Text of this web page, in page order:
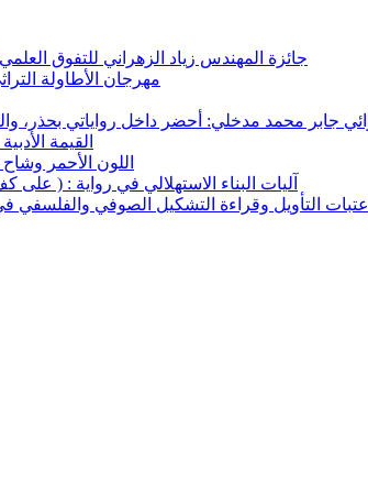
جائزة المهندس زياد الزهراني للتفوق
مهرجان الأطاولة
القيمة
اللون الأحمر
آليات البناء الاستهلالي في رواية : (
عتبات التأويل وقراءة التشكيل الصوفي والفلسفي